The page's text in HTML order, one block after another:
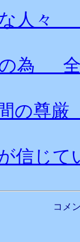
人々
為 全
の尊
が信じ
コメ